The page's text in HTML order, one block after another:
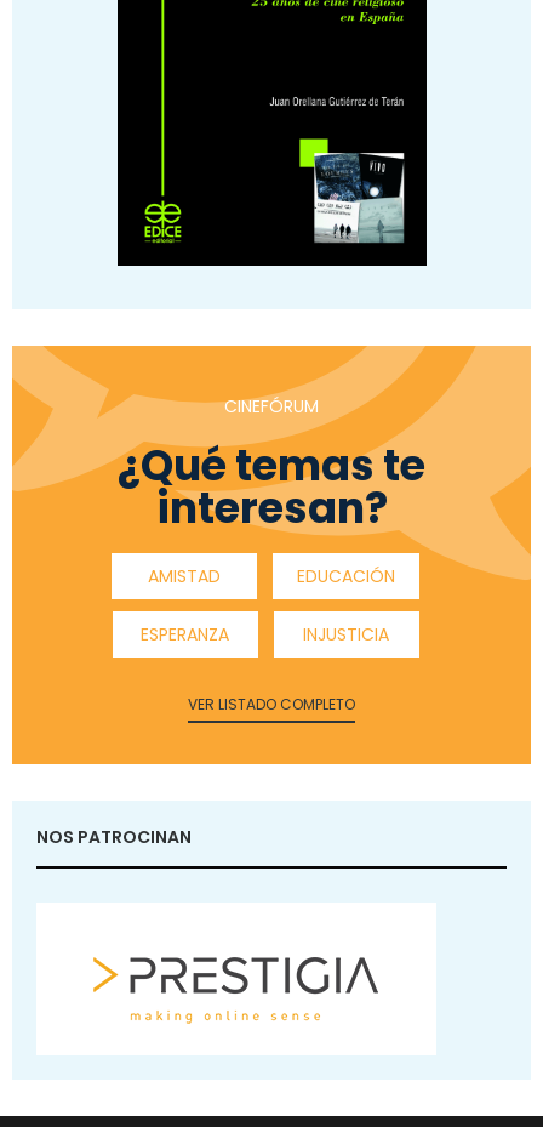
CINEFÓRUM
¿Qué temas te
interesan?
AMISTAD EDUCACIÓN
ESPERANZA INJUSTICIA
VER LISTADO COMPLETO
NOS PATROCINAN